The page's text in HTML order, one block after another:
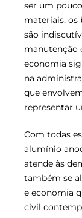
ser um
materiais, os
são
manutenção
economia
na
que
representar
Com todas
alumínio
atende às
também se
e economia
civil